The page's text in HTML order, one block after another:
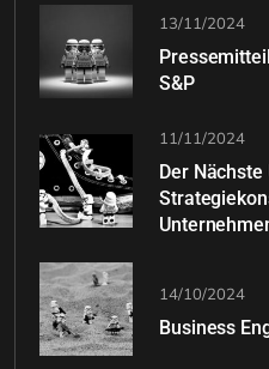
13/11/2024
S&P
11/11/2024
Der
14/10/2024
Business